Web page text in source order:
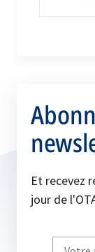
Et recevez
jour de
Write